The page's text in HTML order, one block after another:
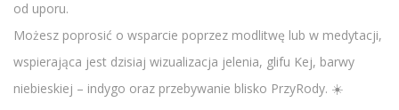
od uporu.
Możesz poprosić o wsparcie poprzez modlitwę lub w medytacji,
wspierająca jest dzisiaj wizualizacja jelenia, glifu Kej, barwy
niebieskiej – indygo oraz przebywanie blisko PrzyRody. ☀️